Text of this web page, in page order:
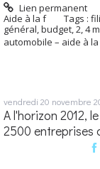
Lien permanent
Aide à la f
Tags :
général,budget,2,4
automobile – aide à
vendredi 20 novembre
A l'horizon 2012,
2500 entreprises